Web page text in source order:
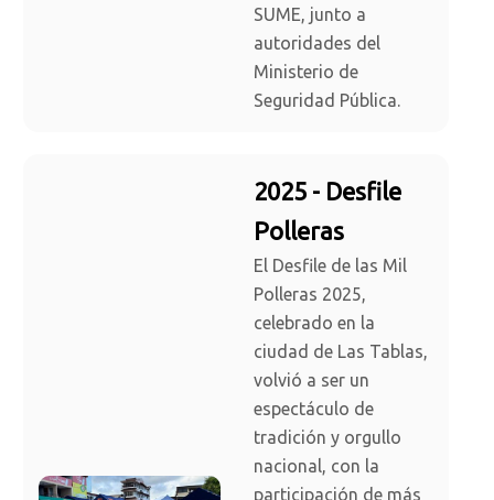
SUME, junto a
autoridades del
Ministerio de
Seguridad Pública.
2025 - Desfile
Polleras
El Desfile de las Mil
Polleras 2025,
celebrado en la
ciudad de Las Tablas,
volvió a ser un
espectáculo de
tradición y orgullo
nacional, con la
participación de más